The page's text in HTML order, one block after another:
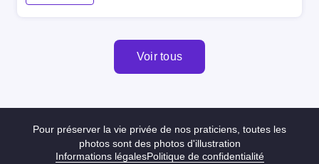
Voir tous
Pour préserver la vie privée de nos praticiens, toutes les
photos sont des photos d'illustration
Informations légalesPolitique de confidentialité